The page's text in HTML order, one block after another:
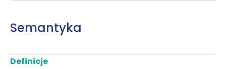
Semantyka
Definicje